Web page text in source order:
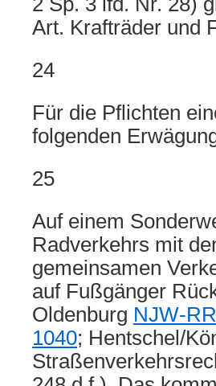
Art. Krafträder und
24
Für die Pflichten
folgenden
25
Auf einem
Radverkehrs mit
gemeinsamen
auf Fußgänger
Oldenburg NJW-
1040; Hentschel/